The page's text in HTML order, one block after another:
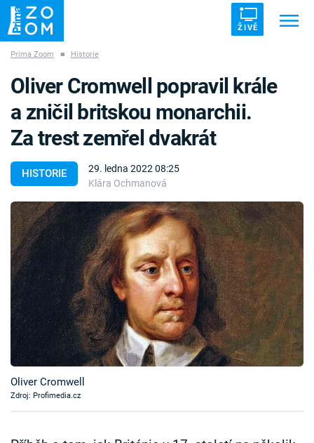
ŽIVĚ
ZÁHADY VETŘELCI DÁVNOVĚKU
Témata
Témata
Pořady
TV Program
Časopis
Sledujte prima+
Prima Zoom ■ Historie
HISTORIE
29. ledna 2022 08:25
Klára Ochmanová
Oliver Cromwell popravil krále
a zničil britskou monarchii.
Za trest zemřel dvakrát
Oliver Cromwell
Zdroj: Profimedia.cz